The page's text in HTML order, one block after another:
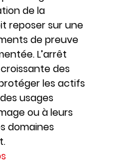
de la
reposer sur une
de preuve
L’arrêt
des
les actifs
usages
ou à leurs
domaines